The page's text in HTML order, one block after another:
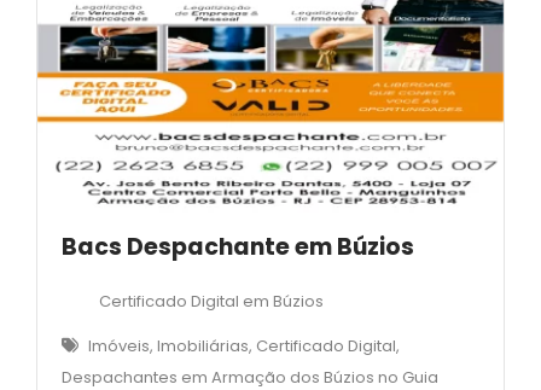
Bacs Despachante em Búzios
Certificado Digital em Búzios
Imóveis, Imobiliárias, Certificado Digital,
Despachantes em Armação dos Búzios no Guia